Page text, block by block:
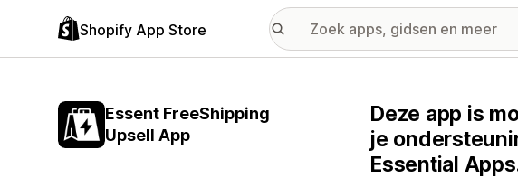
Shopify App Store
Essent FreeShipping
Upsell App
Deze app is
je
Essential